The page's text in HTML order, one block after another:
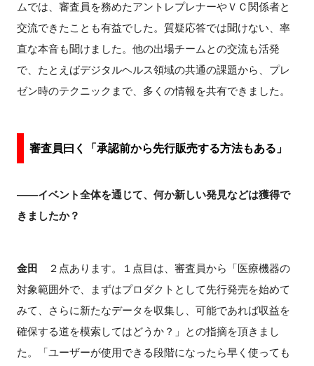
ムでは、審査員を務めたアントレプレナーやＶＣ関係者と
交流できたことも有益でした。質疑応答では聞けない、率
直な本音も聞けました。他の出場チームとの交流も活発
で、たとえばデジタルヘルス領域の共通の課題から、プレ
ゼン時のテクニックまで、多くの情報を共有できました。
審査員曰く「承認前から先行販売する方法もある」
――イベント全体を通じて、何か新しい発見などは獲得で
きましたか？
金田
２点あります。１点目は、審査員から「医療機器の
対象範囲外で、まずはプロダクトとして先行発売を始めて
みて、さらに新たなデータを収集し、可能であれば収益を
確保する道を模索してはどうか？」との指摘を頂きまし
た。「ユーザーが使用できる段階になったら早く使っても